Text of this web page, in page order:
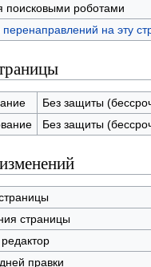
поисковыми роботами
перенаправлений на эту
Без защиты
Без защиты
страницы
правки